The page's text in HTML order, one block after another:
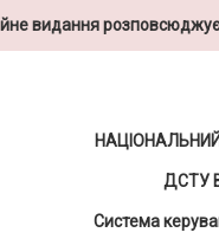
видання
ДСТУ
Система